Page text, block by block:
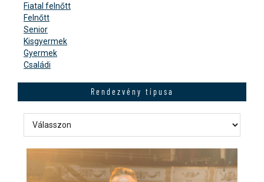
Fiatal felnőtt
Felnőtt
Senior
Kisgyermek
Gyermek
Családi
Rendezvény típusa